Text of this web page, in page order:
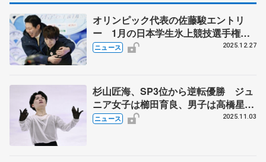
オリンピック代表の佐藤駿エントリ
ー 1月の日本学生氷上競技選手権
女子は住吉りをん、今季限りで引退の
ニュース 2025.12.27
杉山匠海、SP3位から逆転優勝 ジュ
ニア女子は櫛田育良、男子は高橋星名
が制す 西日本フィギュア最終日
ニュース 2025.11.03